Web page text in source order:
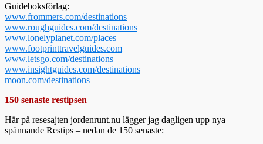
Guideboksförlag:
www.frommers.com/destinations
www.roughguides.com/destinations
www.lonelyplanet.com/places
www.footprinttravelguides.com
www.letsgo.com/destinations
www.insightguides.com/destinations
moon.com/destinations
150 senaste restipsen
Här på resesajten jordenrunt.nu lägger jag dagligen upp nya
spännande Restips – nedan de 150 senaste: